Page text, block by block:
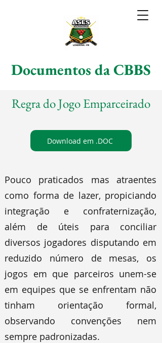
Documentos da CBBS
Regra do Jogo Emparceirado
Download em .DOC
Pouco praticados mas atraentes
como forma de lazer, propiciando
integração e confraternização,
além de úteis para conciliar
diversos jogadores disputando em
reduzido número de mesas, os
jogos em que parceiros unem-se
em equipes que se enfrentam não
tinham orientação formal,
observando convenções nem
sempre padronizadas.